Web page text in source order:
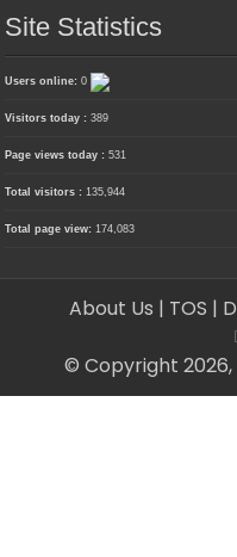
Site Statistics
Users online:0
Visitors today :389
Page views today :531
Total visitors :135,944
Total page view:174,083
About Us | TOS |
© Copyright 2026,